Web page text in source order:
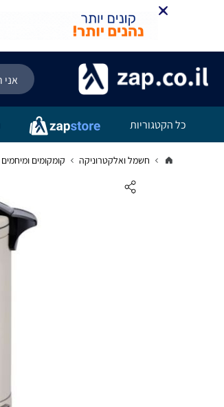
כל הקטגוריות
חשמל ואלקטרוניקה קומקומים ומיחמים